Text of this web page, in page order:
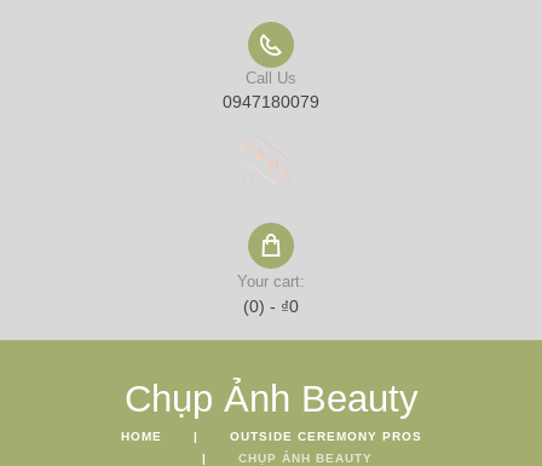
Call Us
0947180079
Your cart:
(0) - ₫0
Chụp Ảnh Beauty
HOME
OUTSIDE CEREMONY PROS
CHỤP ẢNH BEAUTY